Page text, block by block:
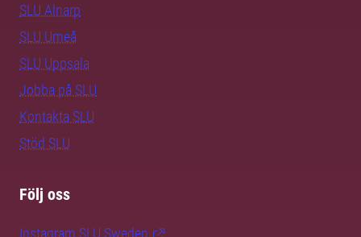
SLU Alnarp
SLU Umeå
SLU Uppsala
Jobba på SLU
Kontakta SLU
Stöd SLU
Följ oss
Instagram SLU.Sweden